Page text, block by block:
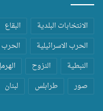
الانتخابات البلدية البقاع
الحرب الاسرائيلية
الحرب
النبطية
النزوح
صور
طرابلس لبنان